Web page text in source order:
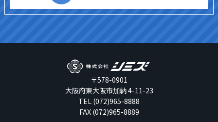
〒578-0901
大阪府東大阪市加納 4-11-23
TEL (072)965-8888
FAX (072)965-8889